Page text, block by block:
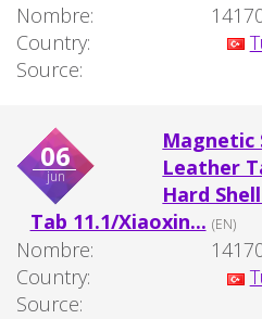
Nombre:
Country:
Source:
06
jun
Magnetic
Leather
Hard
Tab 11.1/Xiaoxin... (EN)
Nombre:
Country:
Source: